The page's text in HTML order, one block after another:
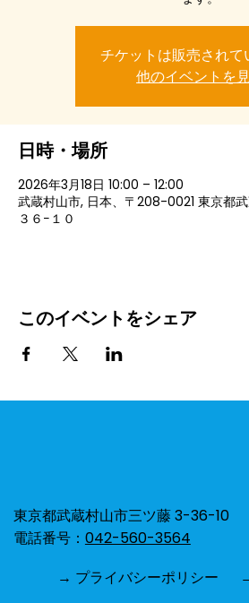
チケットは販売されて
他のイベントを
日時・場所
2026年3月18日 10:00 – 12:00
武蔵村山市, 日本、〒208-0021 東京都
３６−１０
このイベントをシェア
東京都武蔵村山市三ツ藤 3-36-10
電話番号： 042-560-3564
→ プライバシーポリシー